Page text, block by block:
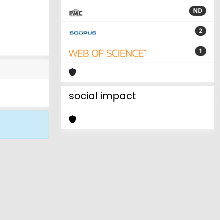
ND
2
1
social impact